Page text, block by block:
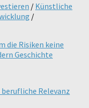
/ Künstliche
/
die Risiken keine
Geschichte